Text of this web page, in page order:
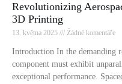
Revolutionizing
3D Printing
13. května 2025 Žádné komentáře
Introduction In the demanding
component must exhibit
exceptional performance.